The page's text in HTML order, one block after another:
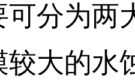
可分为两
较大的水